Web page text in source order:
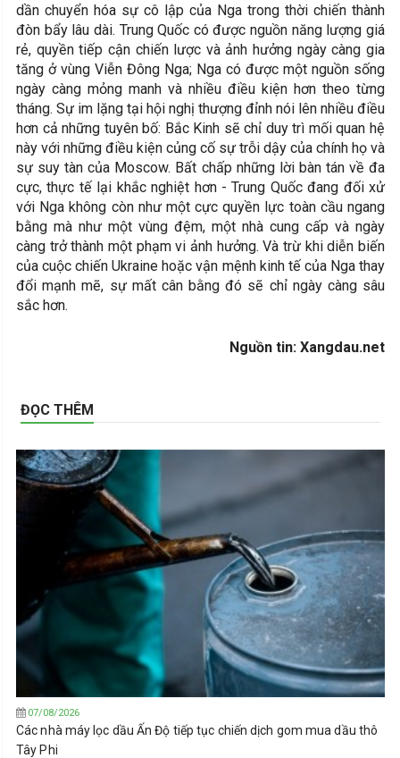
dần chuyển hóa sự cô lập của Nga trong thời chiến thành
đòn bẩy lâu dài. Trung Quốc có được nguồn năng lượng giá
rẻ, quyền tiếp cận chiến lược và ảnh hưởng ngày càng gia
tăng ở vùng Viễn Đông Nga; Nga có được một nguồn sống
ngày càng mỏng manh và nhiều điều kiện hơn theo từng
tháng. Sự im lặng tại hội nghị thượng đỉnh nói lên nhiều điều
hơn cả những tuyên bố: Bắc Kinh sẽ chỉ duy trì mối quan hệ
này với những điều kiện củng cố sự trỗi dậy của chính họ và
sự suy tàn của Moscow. Bất chấp những lời bàn tán về đa
cực, thực tế lại khắc nghiệt hơn - Trung Quốc đang đối xử
với Nga không còn như một cực quyền lực toàn cầu ngang
bằng mà như một vùng đệm, một nhà cung cấp và ngày
càng trở thành một phạm vi ảnh hưởng. Và trừ khi diễn biến
của cuộc chiến Ukraine hoặc vận mệnh kinh tế của Nga thay
đổi mạnh mẽ, sự mất cân bằng đó sẽ chỉ ngày càng sâu
sắc hơn.
Nguồn tin: Xangdau.net
ĐỌC THÊM
07/08/2026
Các nhà máy lọc dầu Ấn Độ tiếp tục chiến dịch gom mua dầu thô
Tây Phi